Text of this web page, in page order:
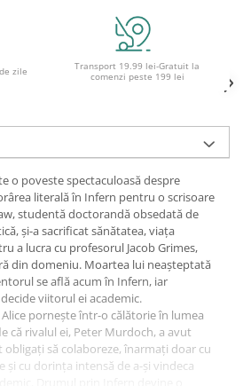
zile
Transport 19.99 lei-Gratuit la
comenzi peste 199 lei
o poveste spectaculoasă despre
literală în Infern pentru o scrisoare
studentă doctorandă obsedată de
și-a sacrificat sănătatea, viața
a lucra cu profesorul Jacob Grimes,
din domeniu. Moartea lui neașteptată
se află acum în Infern, iar
viitorul ei academic.
pornește într-o călătorie în lumea
că rivalul ei, Peter Murdoch, a avut
obligați să colaboreze, înarmați doar cu
și cu dorința intensă de a-și vindeca